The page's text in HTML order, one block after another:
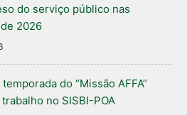
do serviço público nas
2026
do “Missão AFFA”
no SISBI-POA